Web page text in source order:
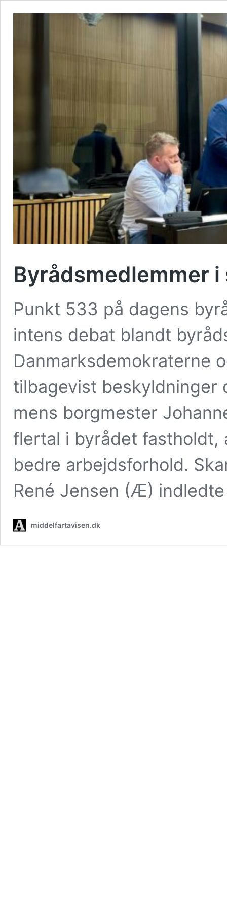
Byrådsmedlemmer
Punkt 533 på dagens
intens debat blandt
Danmarksdemokraterne
tilbagevist beskyldninger
mens borgmester
flertal i byrådet fastholdt,
bedre arbejdsforhold.
René Jensen (Æ)
middelfartavisen.dk